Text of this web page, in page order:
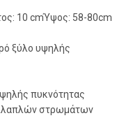
10 cmΎψος: 58-80cm
ξύλο υψηλής
πυκνότητας
στρωμάτων